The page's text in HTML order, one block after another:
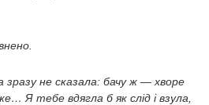
не сказала: бачу ж — хворе
Я тебе вдягла б як слід і взула,